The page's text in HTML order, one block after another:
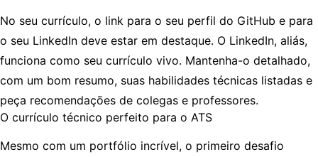
No seu currículo, o link para o seu perfil do GitHub e para
o seu LinkedIn deve estar em destaque. O LinkedIn, aliás,
funciona como seu currículo vivo. Mantenha-o detalhado,
com um bom resumo, suas habilidades técnicas listadas e
peça recomendações de colegas e professores.
O currículo técnico perfeito para o ATS
Mesmo com um portfólio incrível, o primeiro desafio